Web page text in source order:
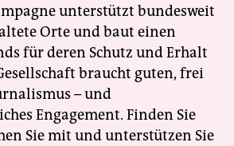
unterstützt bundesweit
Orte und baut einen
für deren Schutz und Erhalt
braucht guten, frei
– und
Engagement. Finden Sie
Sie mit und unterstützen Sie